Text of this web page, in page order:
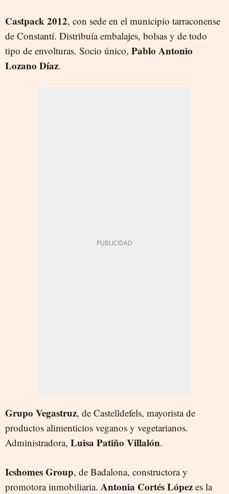
Castpack 2012, con sede en el municipio tarraconense
de Constantí. Distribuía embalajes, bolsas y de todo
tipo de envolturas. Socio único, Pablo Antonio
Lozano Díaz.
Grupo Vegastruz, de Castelldefels, mayorista de
productos alimenticios veganos y vegetarianos.
Administradora, Luisa Patiño Villalón.
Icshomes Group, de Badalona, constructora y
promotora inmobiliaria. Antonia Cortés López es la